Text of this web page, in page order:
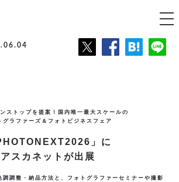
ストップを提案！ 国内唯一最大スケールの
グラファーズ＆フォトビジネスフェア
」に
アスカネットが出展
調調整・納品方法と、フォトグラファーセミナーや撮影